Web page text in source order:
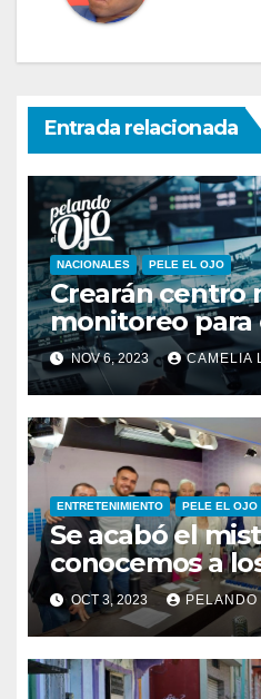
Entrada relacionada
NACIONALES PELE EL OJO
Crearán centro
monitoreo para
inseguridad
NOV 6, 2023 CAMELIA
ENTRETENIMIENTO PELE EL OJO
Se acabó el
conocemos a
integrantes de
OCT 3, 2023